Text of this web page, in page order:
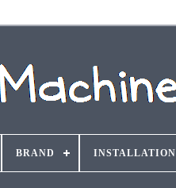
BRAND INSTALLATION